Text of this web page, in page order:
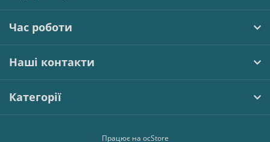
Час роботи
Наші контакти
Категорії
Працює на ocStore